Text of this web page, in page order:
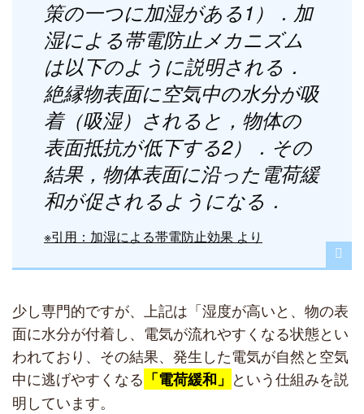
策の一つに加湿がある1）．加
湿による帯電防止メカニズム
は以下のように説明される．
絶縁物表面に空気中の水分が吸
着（吸湿）されると，物体の
表面抵抗が低下する2）．その
結果，物体表面に沿った電荷緩
和が促されるようになる．
※引用：加湿による帯電防止効果 より
少し専門的ですが、上記は「湿度が高いと、物の表
面に水分が付着し、電気が流れやすくなる状態とい
われており、その結果、発生した電気が自然と空気
中に逃げやすくなる 「電荷緩和」 という仕組みを説
明しています。